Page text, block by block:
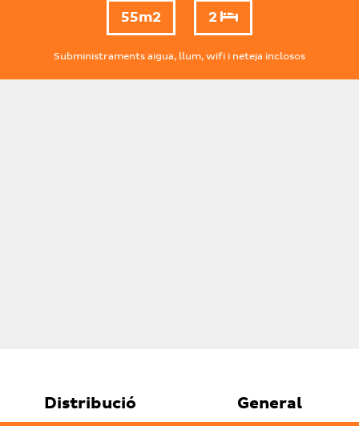
55m2 2
Subministraments aigua, llum, wifi i neteja inclosos
Distribució General